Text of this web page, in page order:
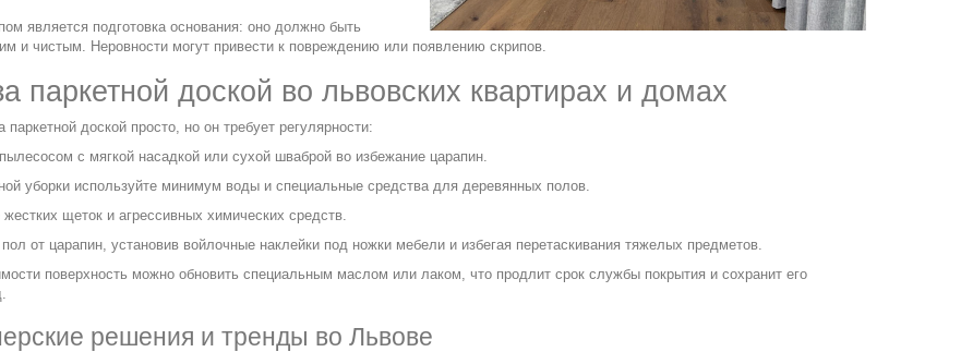
является подготовка основания: оно должно быть
и чистым. Неровности могут привести к повреждению или появлению скрипов.
паркетной доской во львовских квартирах и домах
паркетной доской просто, но он требует регулярности:
с мягкой насадкой или сухой шваброй во избежание царапин.
уборки используйте минимум воды и специальные средства для деревянных полов.
жестких щеток и агрессивных химических средств.
от царапин, установив войлочные наклейки под ножки мебели и избегая перетаскивания тяжелых предметов.
поверхность можно обновить специальным маслом или лаком, что продлит срок службы покрытия и сохранит его
решения и тренды во Львове